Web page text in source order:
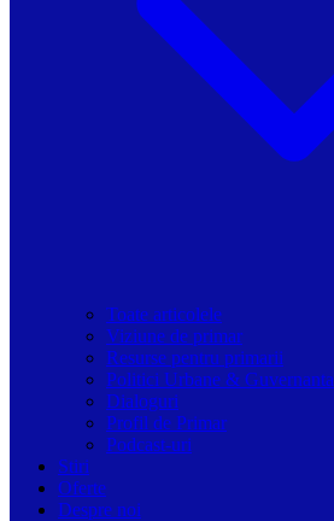
Toate articolele
Viziune de primar
Resurse pentru primarii
Politici Urbane & Guvernanta
Dialoguri
Profil de Primar
Podcast-uri
Stiri
Oferte
Despre noi